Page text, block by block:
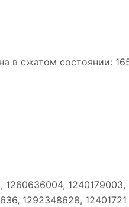
в сжатом состоянии:
1240179003,
1292348628, 12401721